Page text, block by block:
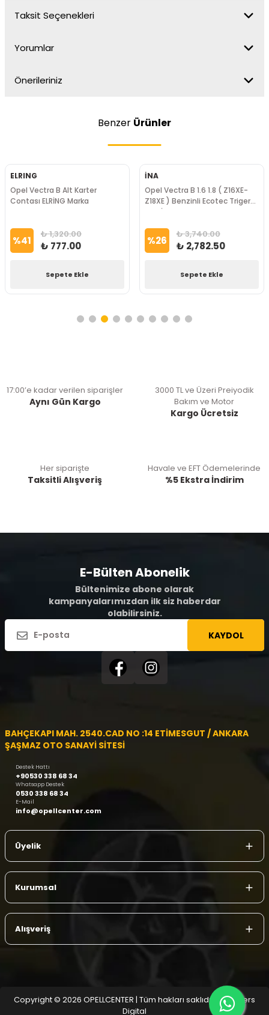
Taksit Seçenekleri
Yorumlar
Önerileriniz
Benzer Ürünler
ELRING
Opel Vectra B Alt Karter
Contası ELRİNG Marka
%41 ₺ 1,320.00
₺ 777.00
Sepete Ekle
İNA
Opel Vectra B 1.6 1.8 ( Z16XE-
Z18XE ) Benzinli Ecotec Triger
Seti İna Marka
%26 ₺ 3,740.00
₺ 2,782.50
Sepete Ekle
17:00’e kadar verilen siparişler
Aynı Gün Kargo
3000 TL ve Üzeri Preiyodik
Bakım ve Motor
Kargo Ücretsiz
Her siparişte
Taksitli Alışveriş
Havale ve EFT Ödemelerinde
%5 Ekstra İndirim
E-Bülten Abonelik
Bültenimize abone olarak
kampanyalarımızdan ilk siz haberdar
olabilirsiniz.
KAYDOL
BAHÇEKAPI MAH. 2540.CAD NO :14 ETİMESGUT / ANKARA
ŞAŞMAZ OTO SANAYİ SİTESİ
Destek Hattı
+90530 338 68 34
Whatsapp Destek
0530 338 68 34
E-Mail
info@opellcenter.com
Üyelik
Kurumsal
Alışveriş
Copyright © 2026 OPELLCENTER | Tüm hakları saklıdır.
| Reliefers
Digital